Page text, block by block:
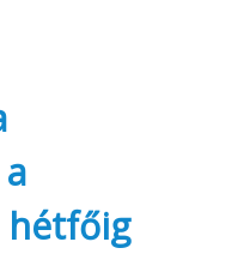
hétfőig